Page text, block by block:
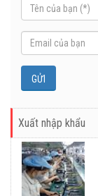
Xuất nhập khẩu